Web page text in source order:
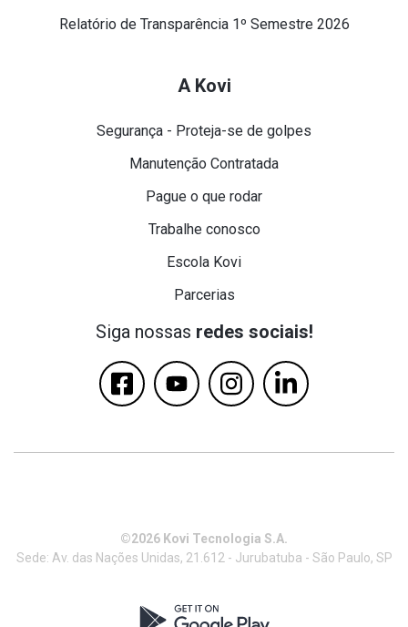
Relatório de Transparência 1º Semestre 2026
A Kovi
Segurança - Proteja-se de golpes
Manutenção Contratada
Pague o que rodar
Trabalhe conosco
Escola Kovi
Parcerias
Siga nossas redes sociais!
©2026 Kovi Tecnologia S.A.
Sede: Av. das Nações Unidas, 21.612 - Jurubatuba - São Paulo, SP